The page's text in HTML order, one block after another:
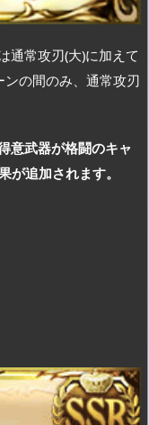
通常攻刃(大)に加えて
の間のみ、通常攻刃
意武器が格闘のキャ
が追加されます。